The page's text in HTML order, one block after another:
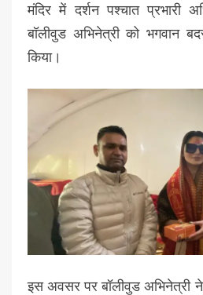
मंदिर में दर्शन पश्चात प्रभारी
बॉलीवुड अभिनेत्री को भगवान
किया।
इस अवसर पर बॉलीवुड अभिनेत्री ने